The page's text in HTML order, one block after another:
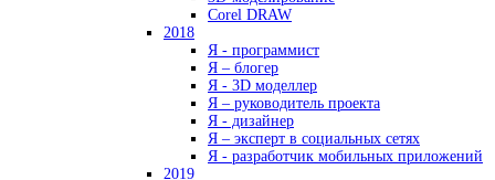
Corel DRAW
2018
Я - программист
Я – блогер
Я - 3D моделлер
Я – руководитель проекта
Я - дизайнер
Я – эксперт в социальных сетях
Я - разработчик мобильных приложений
2019